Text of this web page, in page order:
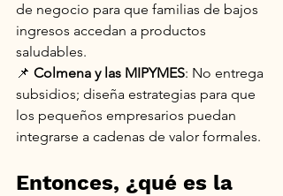
de negocio para que familias de bajos
ingresos accedan a productos
saludables.
📌 Colmena y las MIPYMES: No entrega
subsidios; diseña estrategias para que
los pequeños empresarios puedan
integrarse a cadenas de valor formales.
Entonces, ¿qué es la